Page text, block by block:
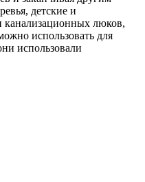
детские и
люков,
использовать для
использовали